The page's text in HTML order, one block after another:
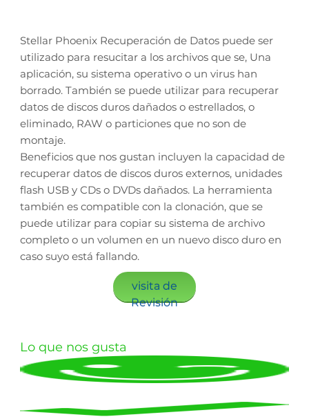
Stellar Phoenix Recuperación de Datos puede ser
utilizado para resucitar a los archivos que se, Una
aplicación, su sistema operativo o un virus han
borrado. También se puede utilizar para recuperar
datos de discos duros dañados o estrellados, o
eliminado, RAW o particiones que no son de
montaje.
Beneficios que nos gustan incluyen la capacidad de
recuperar datos de discos duros externos, unidades
flash USB y CDs o DVDs dañados. La herramienta
también es compatible con la clonación, que se
puede utilizar para copiar su sistema de archivo
completo o un volumen en un nuevo disco duro en
caso suyo está fallando.
visita de
Revisión
Lo que nos gusta